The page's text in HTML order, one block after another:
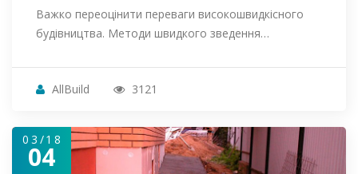
Важко переоцінити переваги високошвидкісного
будівництва. Методи швидкого зведення…
AllBuild 3121
03/18
04